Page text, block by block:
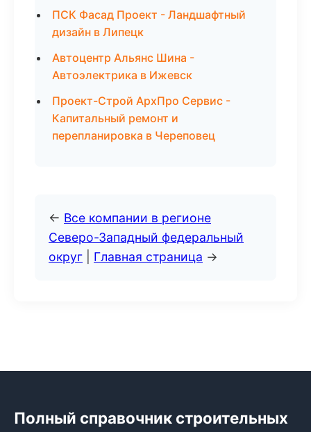
ПСК Фасад Проект - Ландшафтный
дизайн в Липецк
Автоцентр Альянс Шина -
Автоэлектрика в Ижевск
Проект-Строй АрхПро Сервис -
Капитальный ремонт и
перепланировка в Череповец
← Все компании в регионе
Северо-Западный федеральный
округ
Главная страница →
Полный справочник строительных